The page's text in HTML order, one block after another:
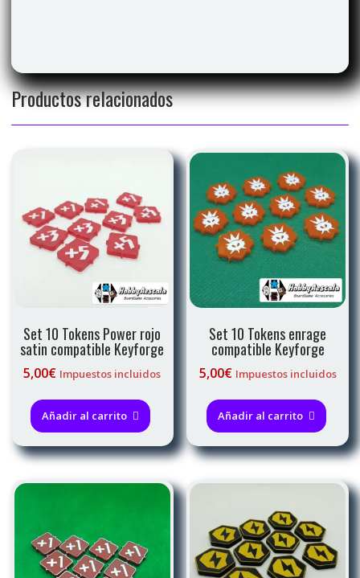
Productos relacionados
Set 10 Tokens Power rojo
satin compatible Keyforge
5,00€ Impuestos incluidos
Añadir al carrito
Set 10 Tokens enrage
compatible Keyforge
5,00€ Impuestos incluidos
Añadir al carrito